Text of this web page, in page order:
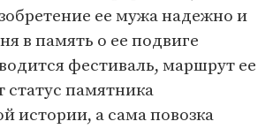
ее мужа надежно и
в память о ее подвиге
фестиваль, маршрут ее
статус памятника
истории, а сама повозка